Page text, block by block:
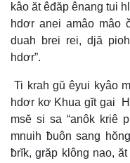
kâo ăt êđăp ênang tui
hdơr anei amâo mâo
duah brei rei, djă
hdơr”.
Ti krah gŭ êyui kyâo
hdơr kơ Khua gĭt gai
msĕ si sa “anôk kriê
mnuih ƀuôn sang
ƀrĭk, grăp klông nao,